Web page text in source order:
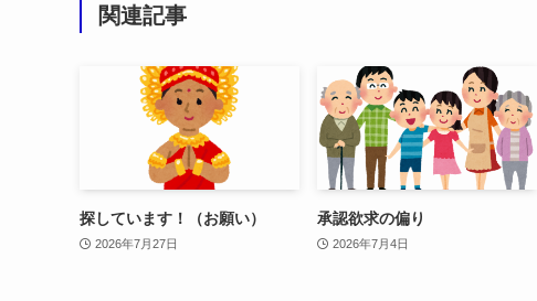
関連記事
探しています！（お願い）
2026年7月27日
承認欲求の偏り
2026年7月4日